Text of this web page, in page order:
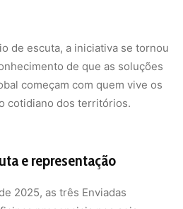
de escuta, a iniciativa se tornou
de que as soluções
começam com quem vive os
cotidiano dos territórios.
e representação
2025, as três Enviadas